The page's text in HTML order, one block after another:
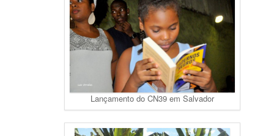
Lançamento do CN39 em Salvador